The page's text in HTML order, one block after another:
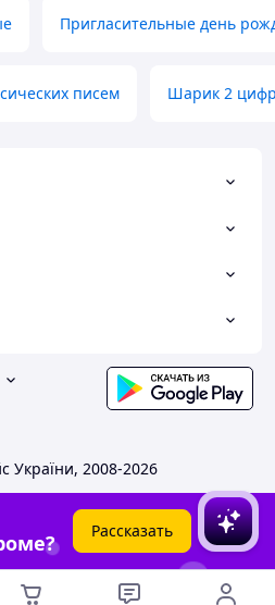
Пригласительные день
писем Шарик 2
України, 2008-2026
Рассказать